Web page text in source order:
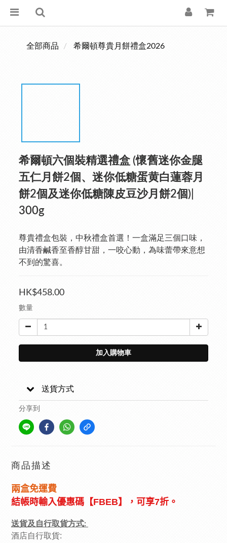
全部商品 希爾頓尊貴月餅禮盒2026
希爾頓六個裝精選禮盒 (懷舊迷你金腿
五仁月餅2個、迷你低糖蛋黄白蓮蓉月
餅2個及迷你低糖陳皮豆沙月餅2個)|
300g
尊貴禮盒包裝，中秋禮盒首選！一盒滿足三個口味，
由清香鹹香至香醇甘甜，一咬心動，為味蕾帶來意想
不到的驚喜。
HK$458.00
數量
加入購物車
送貨方式
分享到
商品描述
兩盒免運費
結帳時輸入優惠碼【FBEB】，可享7折。
送貨及自行取貨方式:
酒店自行取貨: